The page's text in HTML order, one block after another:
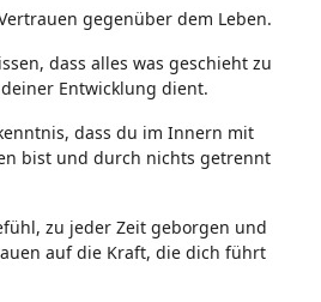
gegenüber dem Leben.
dass alles was geschieht zu
Entwicklung dient.
dass du im Innern mit
bist und durch nichts getrennt
zu jeder Zeit geborgen und
auf die Kraft, die dich führt